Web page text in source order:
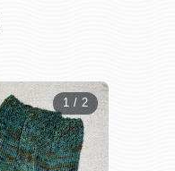
1 / 2